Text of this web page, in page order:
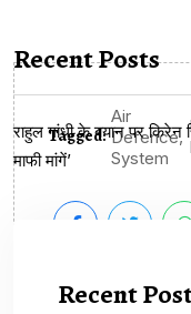
Tagged:
Air
Defence
System
,
Recent Posts
राहुल गांधी के बयान पर किरेन
माफी मांगें’
Recent